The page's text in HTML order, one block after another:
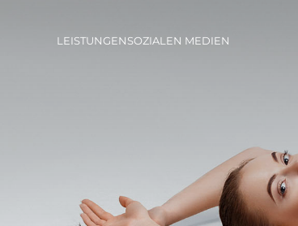
LEISTUNGENSOZIALEN MEDIEN